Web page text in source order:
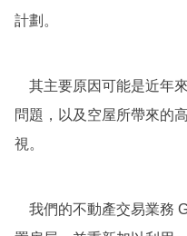
計劃。
其主要原因可能是近年
問題，以及空屋所帶來的
視。
我們的不動產交易業務